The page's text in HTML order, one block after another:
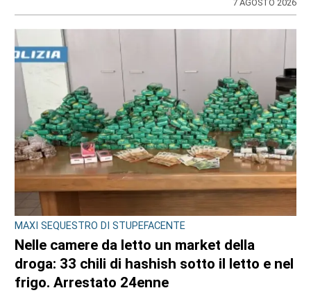
7 AGOSTO 2026
MAXI SEQUESTRO DI STUPEFACENTE
Nelle camere da letto un market della
droga: 33 chili di hashish sotto il letto e nel
frigo. Arrestato 24enne